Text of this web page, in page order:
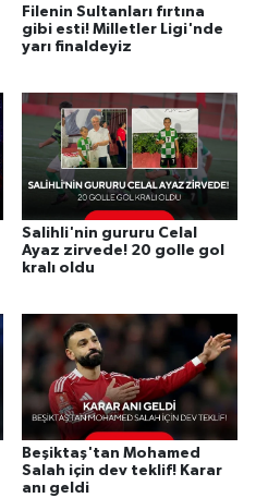
Filenin Sultanları fırtına
gibi esti! Milletler Ligi'nde
yarı finaldeyiz
Salihli'nin gururu Celal
Ayaz zirvede! 20 golle gol
kralı oldu
Beşiktaş'tan Mohamed
Salah için dev teklif! Karar
anı geldi